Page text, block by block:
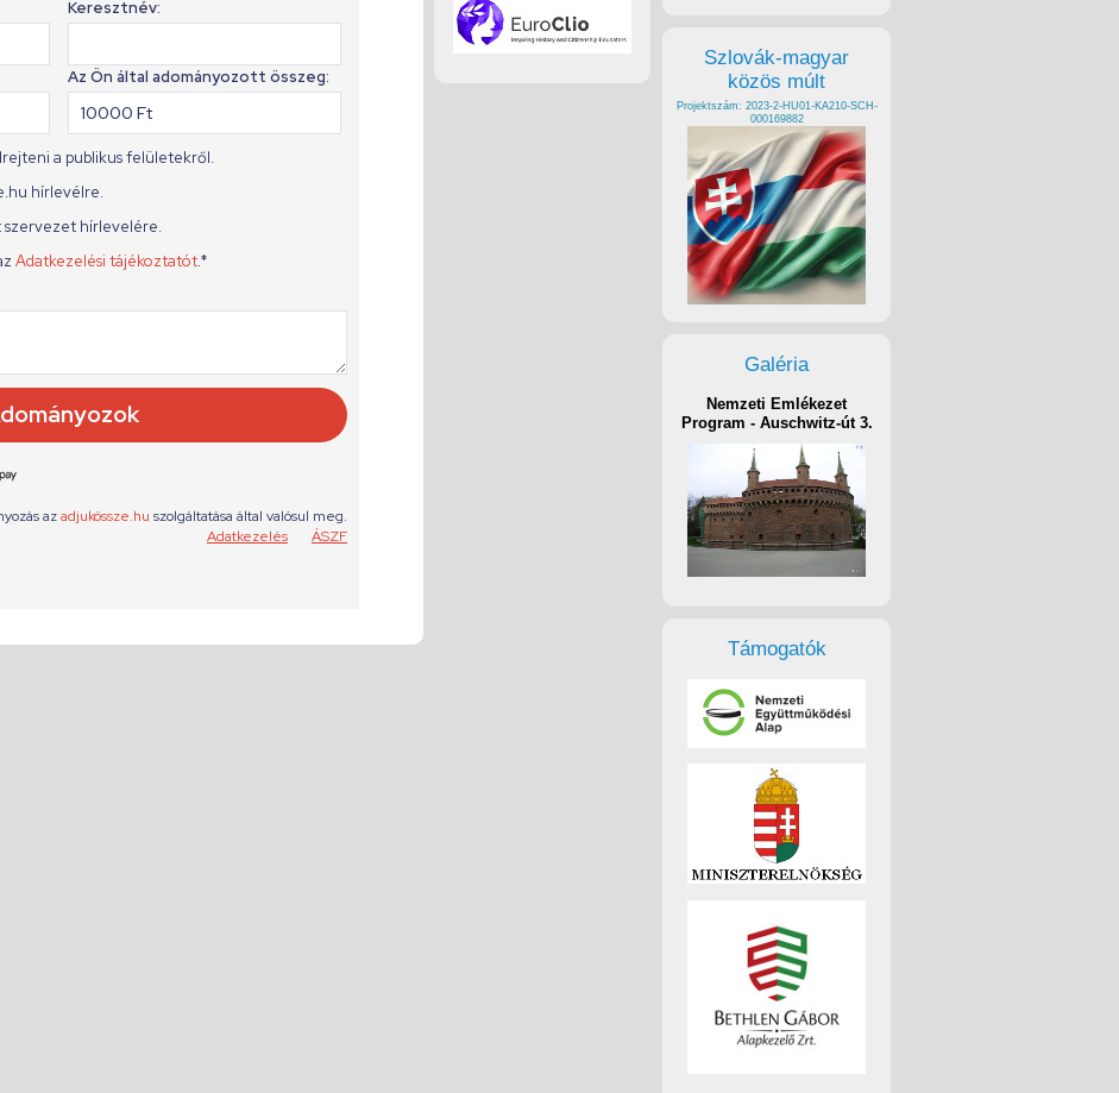
Szlovák-magyar
közös múlt
Projektszám: 2023-2-HU01-KA210-SCH-
000169882
Galéria
Nemzeti Emlékezet
Program - Auschwitz-út 3.
Támogatók